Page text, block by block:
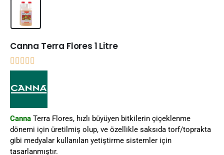
Canna Terra Flores 1 Litre
Canna Terra Flores, hızlı büyüyen bitkilerin çiçeklenme
dönemi için üretilmiş olup, ve özellikle saksıda torf/toprakta
gibi medyalar kullanılan yetiştirme sistemler için
tasarlanmıştır.